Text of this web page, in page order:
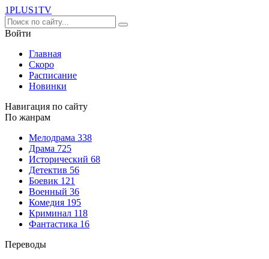
1PLUS1TV
Войти
Главная
Скоро
Расписание
Новинки
Навигация по сайту
По жанрам
Мелодрама 338
Драма 725
Исторический 68
Детектив 56
Боевик 121
Военный 36
Комедия 195
Криминал 118
Фантастика 16
Переводы